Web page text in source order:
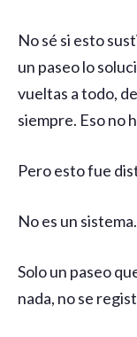
No sé si esto
un paseo lo
vueltas a todo,
siempre. Eso no
Pero esto fue
No es un
Solo un paseo
nada, no se